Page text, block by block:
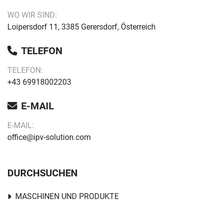
WO WIR SIND:
Loipersdorf 11, 3385 Gerersdorf, Österreich
TELEFON
TELEFON:
+43 69918002203
E-MAIL
E-MAIL:
office@ipv-solution.com
DURCHSUCHEN
MASCHINEN UND PRODUKTE